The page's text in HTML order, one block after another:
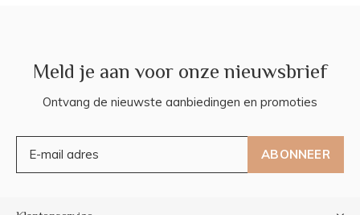
Meld je aan voor onze nieuwsbrief
Ontvang de nieuwste aanbiedingen en promoties
ABONNEER